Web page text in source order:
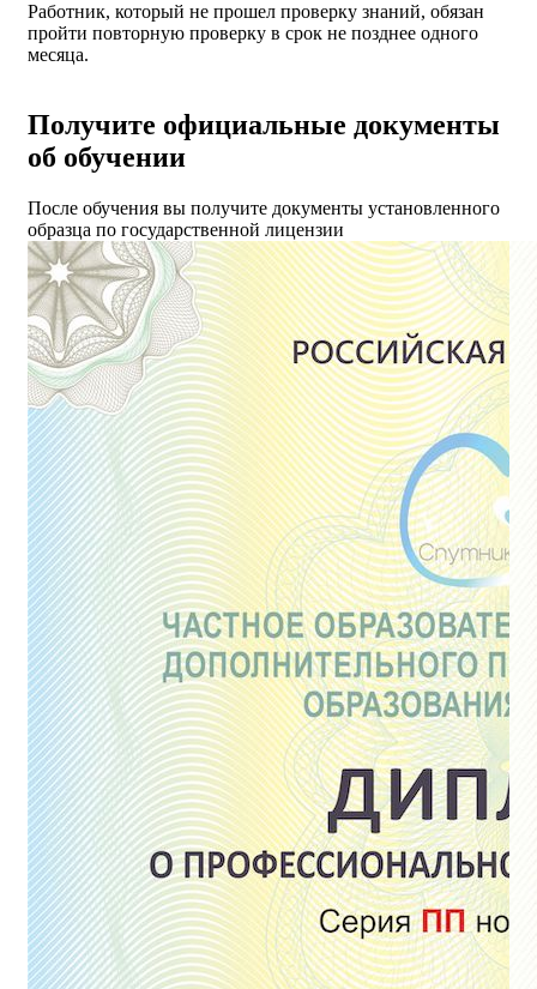
Работник, который не прошел проверку знаний, обязан
пройти повторную проверку в срок не позднее одного
месяца.
Получите официальные документы
об обучении
После обучения вы получите документы установленного
образца по государственной лицензии